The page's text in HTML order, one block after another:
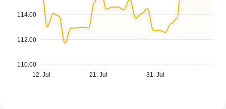
114.00
112.00
110.00
12. Jul
21. Jul 31. Jul